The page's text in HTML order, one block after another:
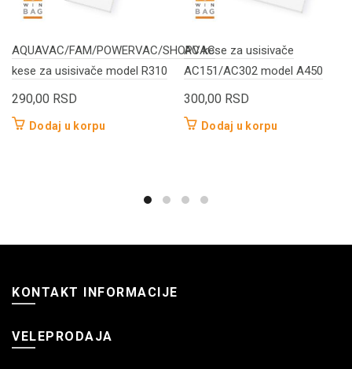
AQUAVAC/FAM/POWERVAC/SHOPVAC
kese za usisivače model R310
290,00 RSD
Dodaj u korpu
AC kese za usisivače
AC151/AC302 model A450
300,00 RSD
Dodaj u korpu
KONTAKT INFORMACIJE
VELEPRODAJA